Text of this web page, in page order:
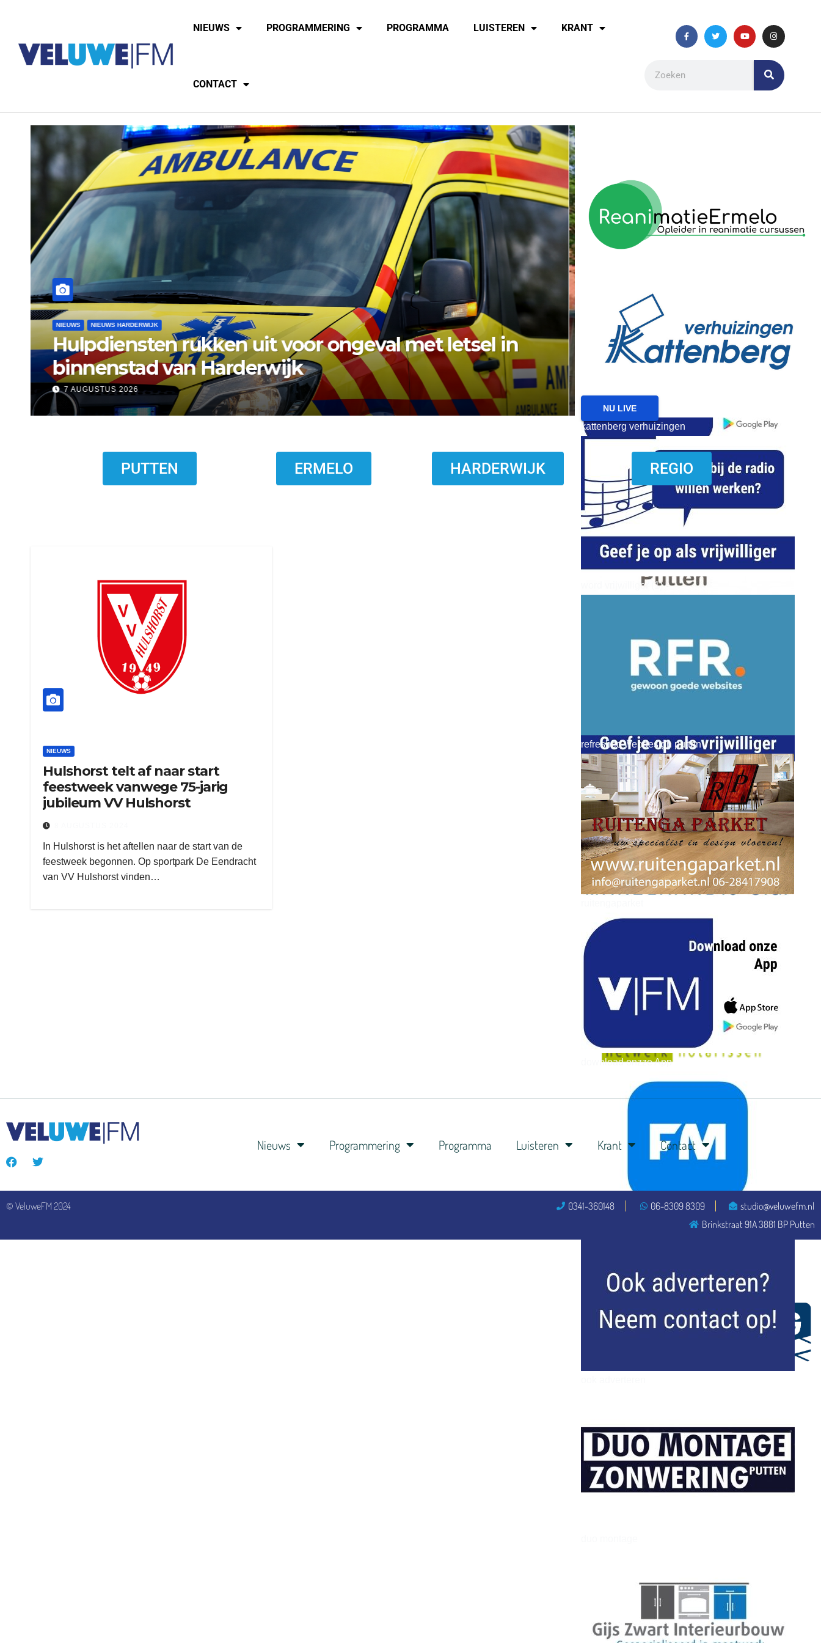
NIEUWS PROGRAMMERING PROGRAMMA LUISTEREN KRANT
CONTACT
NIEUWS NIEUWS ERMELO
Gemeente Ermelo wijst bezwaar vishandel af:
standplaats op Markt stopt eind 2026
7 AUGUSTUS 2026
NIEUWS NIEUWS ERMELO
Brand gemeld bij
Ermelo
reanimatie ermelo
word vrijwilliger (1)
zielman
delangekortland
henkvandeberg
kattenberg verhuizingen
word vrijwilliger (1)
refreshed webdesign putten
download onzze App
NU LIVE
PUTTEN ERMELO HARDERWIJK REGIO
NIEUWS
Hulshorst telt af naar start
feestweek vanwege 75-jarig
jubileum VV Hulshorst
In Hulshorst is het aftellen naar de start van de
feestweek begonnen. Op sportpark De Eendracht
van VV Hulshorst vinden…
Nieuws Programmering Programma Luisteren Krant Contact
© VeluweFM 2024 0341-360148 06-8309 8309
studio@veluwefm.nl
Brinkstraat 91A 3881 BP Putten